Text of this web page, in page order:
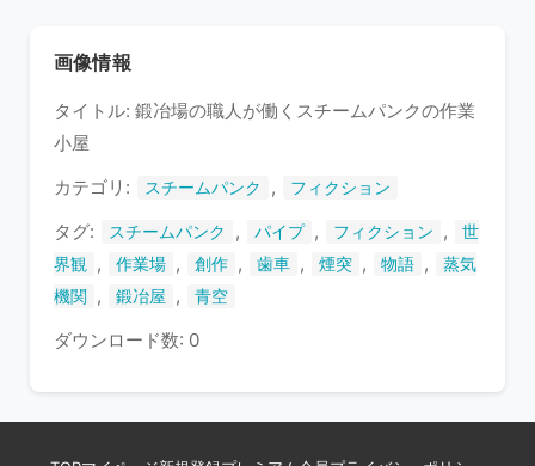
い
画像情報
タイトル: 鍛冶場の職人が働くスチームパンクの作業
小屋
カテゴリ:
スチームパンク , フィクション
タグ: スチームパンク , パイプ , フィクション ,
世
界観 , 作業場 , 創作 , 歯車 , 煙突 , 物語 ,
蒸気
機関
, 鍛冶屋 , 青空
ダウンロード数: 0